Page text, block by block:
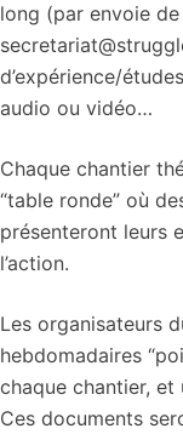
long (par envoie
d’expérience/
audio ou vidéo…
Chaque chantier
“table ronde” où
présenteront leurs
l’action.
Les organisateurs
hebdomadaires
chaque chantier, et
Ces documents